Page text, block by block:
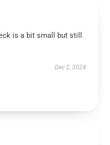
is a bit small but still
Dec 2, 2024